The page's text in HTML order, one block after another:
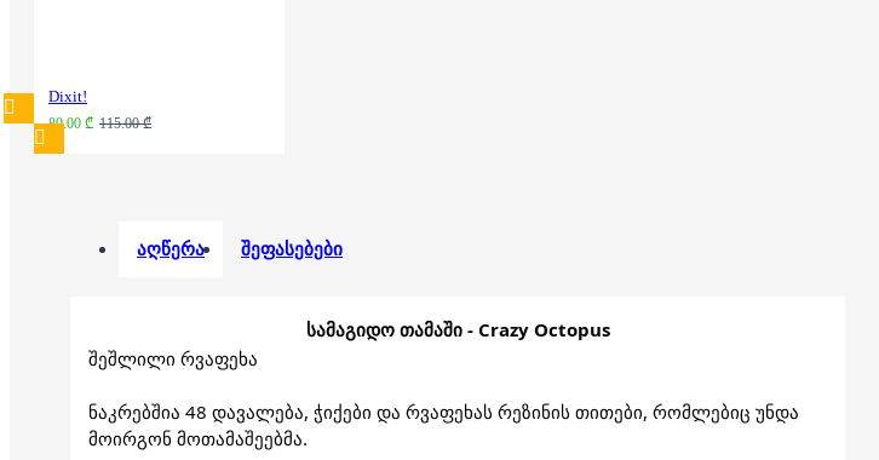
Dixit!
80.00 ₾ 115.00 ₾
აღწერა შეფასებები
სამაგიდო თამაში - Crazy Octopus
შეშლილი რვაფეხა
ნაკრებშია 48 დავალება, ჭიქები და რვაფეხას რეზინის თითები, რომლებიც უნდა
მოირგონ მოთამაშეებმა.